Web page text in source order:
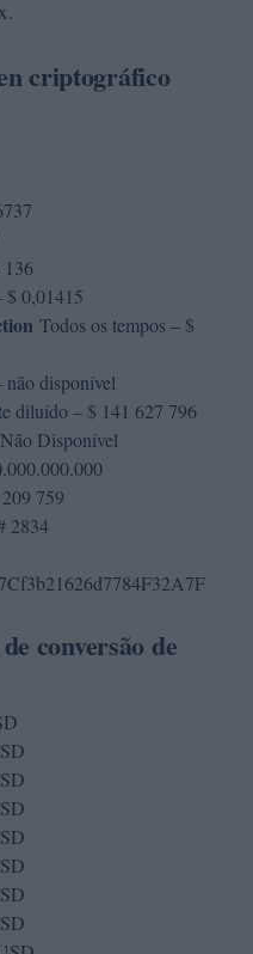
criptográfico
136
$ 0,01415
Todos os tempos – $
não disponível
diluído – $ 141 627 796
Disponível
759
2834
conversão de